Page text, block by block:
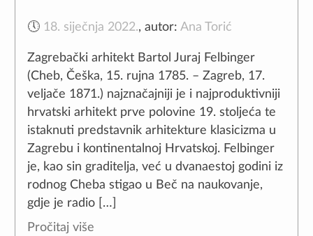
🕔 18. siječnja 2022.,autor:Ana Torić
Zagrebački arhitekt Bartol Juraj Felbinger
(Cheb, Češka, 15. rujna 1785. – Zagreb, 17.
veljače 1871.) najznačajniji je i najproduktivniji
hrvatski arhitekt prve polovine 19. stoljeća te
istaknuti predstavnik arhitekture klasicizma u
Zagrebu i kontinentalnoj Hrvatskoj. Felbinger
je, kao sin graditelja, već u dvanaestoj godini iz
rodnog Cheba stigao u Beč na naukovanje,
gdje je radio […]
Pročitaj više